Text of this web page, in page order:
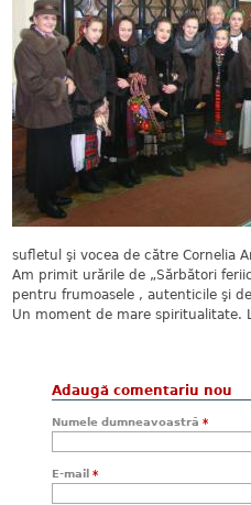
sufletul şi vocea de către Cornelia
Am primit urările de „Sărbători
pentru frumoasele , autenticile şi
Un moment de mare spiritualitate.
Adaugă comentariu nou
Numele dumneavoastră *
E-mail *